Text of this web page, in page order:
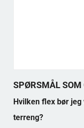
SPØRSMÅL SOM
Hvilken flex bør
terreng?